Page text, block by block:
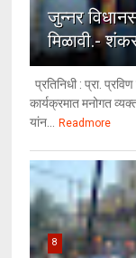
जुन्नर
मिळावी.-
प्रतिनिधी : प्रा.
कार्यक्रमात मनोगत
यांन...
Readmore
8